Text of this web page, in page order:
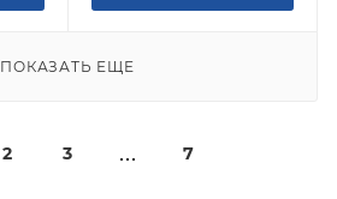
ПОКАЗАТЬ ЕЩЕ
2 3 7